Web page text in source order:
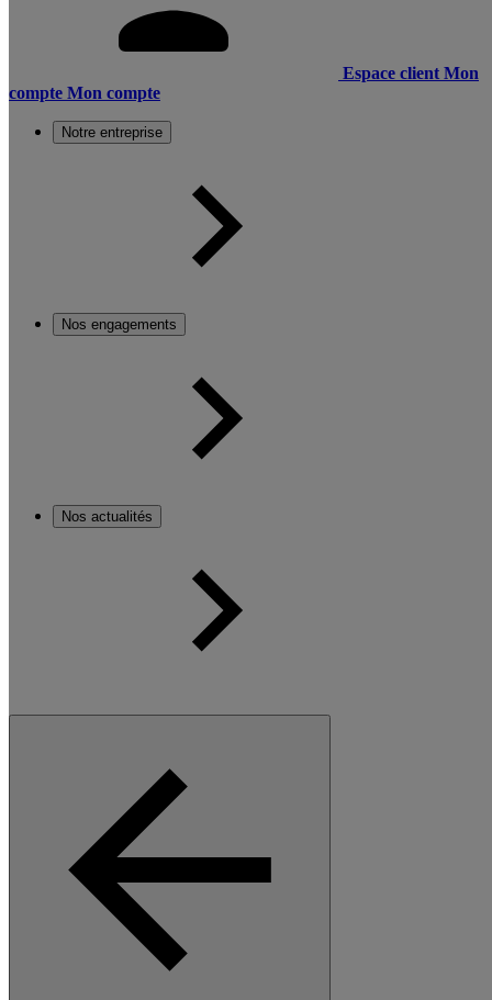
Espace client Mon
compte Mon compte
Notre entreprise
Nos engagements
Nos actualités